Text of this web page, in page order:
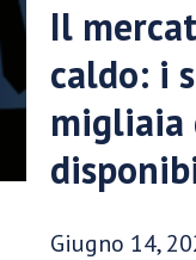
Il
caldo: i
migliaia
Data di
Giugno 14,